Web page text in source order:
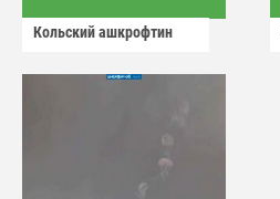
Кольский ашкрофтин